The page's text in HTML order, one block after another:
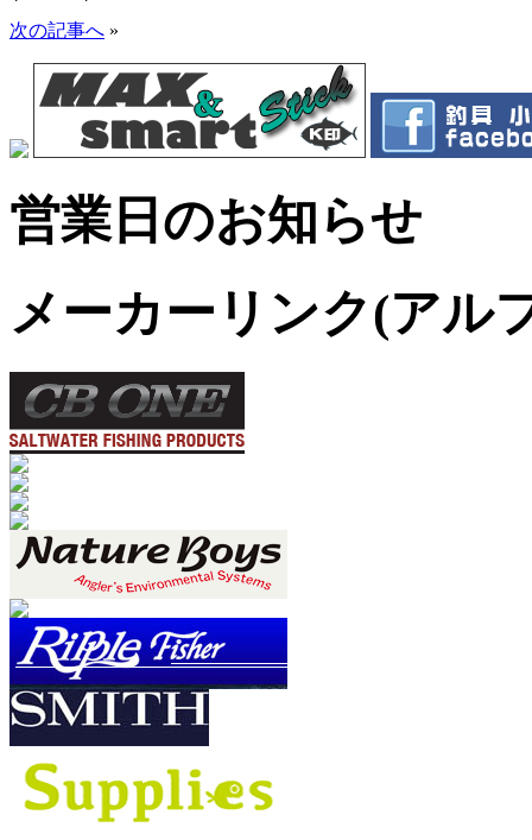
次の記事へ »
営業日のお知らせ
メーカーリンク(アル